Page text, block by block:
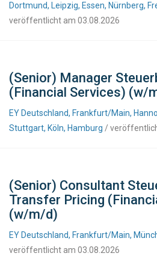
Dortmund, Leipzig, Essen, Nürnberg,
veröffentlicht am 03.08.2026
(Senior) Manager
(Financial Services) (w/
EY Deutschland, Frankfurt/Main,
Stuttgart, Köln, Hamburg /
(Senior) Consultant
Transfer Pricing
(w/m/d)
EY Deutschland, Frankfurt/Main,
veröffentlicht am 03.08.2026